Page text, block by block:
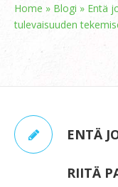
Home » Blogi » Entä
tulevaisuuden
ENTÄ
RIITÄ